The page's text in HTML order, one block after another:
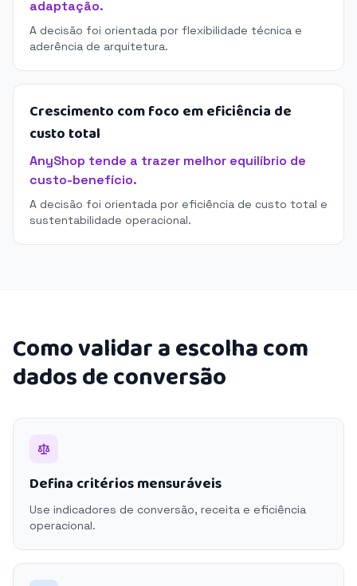
adaptação.
A decisão foi orientada por flexibilidade técnica e
aderência de arquitetura.
Crescimento com foco em eficiência de
custo total
AnyShop tende a trazer melhor equilíbrio de
custo-benefício.
A decisão foi orientada por eficiência de custo total e
sustentabilidade operacional.
Como validar a escolha com
dados de conversão
Defina critérios mensuráveis
Use indicadores de conversão, receita e eficiência
operacional.